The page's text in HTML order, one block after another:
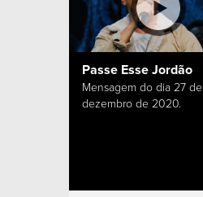
Passe Esse Jordão
Mensagem do dia 27 de
dezembro de 2020.